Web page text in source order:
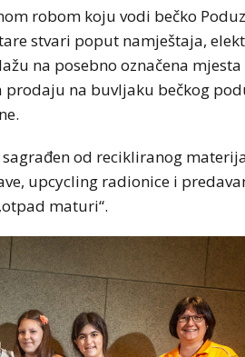
robom koju vodi bečko
stvari poput namještaja,
na posebno označena
na buvljaku bečkog
od recikliranog
upcycling radionice i
maturi“.